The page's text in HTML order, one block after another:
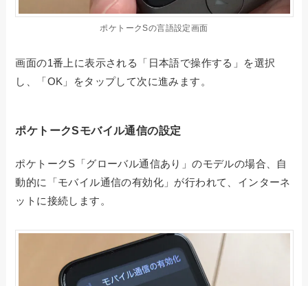
ポケトークSの言語設定画面
画面の1番上に表示される「日本語で操作する」を選択
し、「OK」をタップして次に進みます。
ポケトークSモバイル通信の設定
ポケトークS「グローバル通信あり」のモデルの場合、自
動的に「モバイル通信の有効化」が行われて、インターネ
ットに接続します。